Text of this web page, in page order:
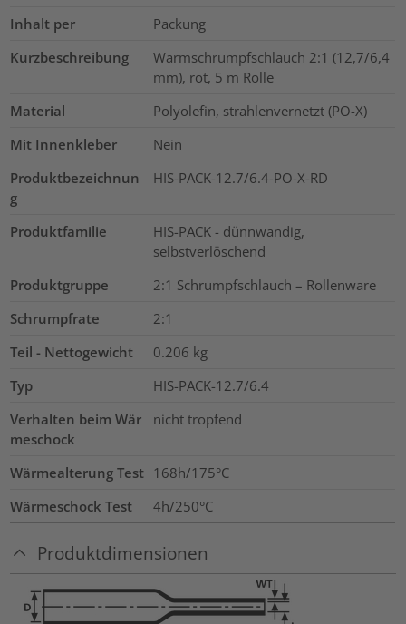
Inhalt per
Packung
Kurzbeschreibung
Warmschrumpfschlauch 2:1 (12,7/6,4
mm), rot, 5 m Rolle
Material
Polyolefin, strahlenvernetzt (PO-X)
Mit Innenkleber
Nein
Produktbezeichnun
g
HIS-PACK-12.7/6.4-PO-X-RD
Produktfamilie
HIS-PACK - dünnwandig,
selbstverlöschend
Produktgruppe
2:1 Schrumpfschlauch – Rollenware
Schrumpfrate
2:1
Teil - Nettogewicht
0.206 kg
Typ
HIS-PACK-12.7/6.4
Verhalten beim Wär
meschock
nicht tropfend
Wärmealterung Test 168h/175°C
Wärmeschock Test
4h/250°C
Produktdimensionen